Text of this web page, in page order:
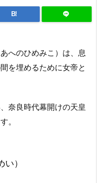
B!
へのひめみこ）は、息
を埋めるために女帝と
奈良時代幕開けの天皇
。
）